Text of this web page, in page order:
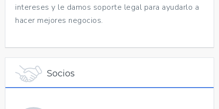
intereses y le damos soporte legal para ayudarlo a
hacer mejores negocios.
Socios